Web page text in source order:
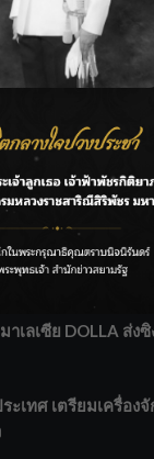
ติดตามแก้ปัญหาโคร
อชวนคิด! “อยากกินอ
ไว้ตอนยังมีชีวิต”
ฯ ติดตามโครงการหุ
ำเพชรบุรี
าเลเซีย DOLLA ส่ง
ะเทศ เตรียมเครื่อง